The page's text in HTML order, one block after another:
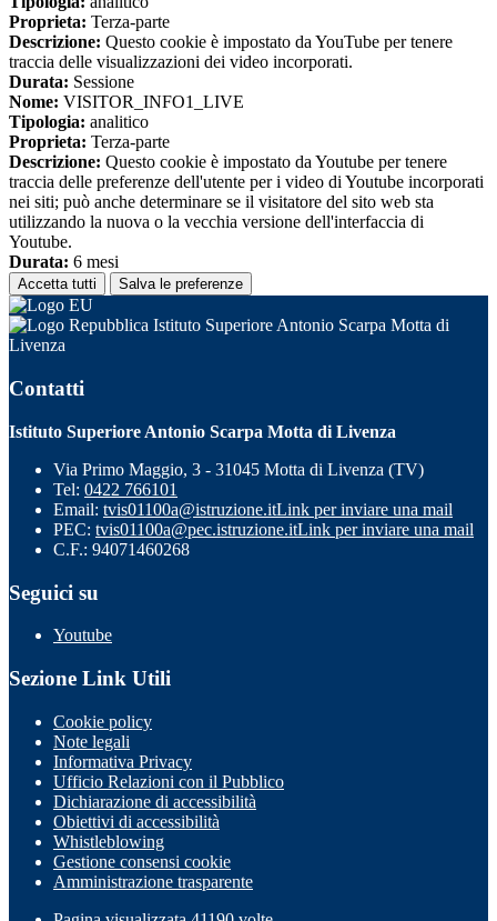
Proprieta: Terza-parte
Descrizione: Questo cookie è impostato da YouTube per tenere
traccia delle visualizzazioni dei video incorporati.
Durata: Sessione
Nome: VISITOR_INFO1_LIVE
Tipologia: analitico
Proprieta: Terza-parte
Descrizione: Questo cookie è impostato da Youtube per tenere
traccia delle preferenze dell'utente per i video di Youtube incorporati
nei siti; può anche determinare se il visitatore del sito web sta
utilizzando la nuova o la vecchia versione dell'interfaccia di
Youtube.
Durata: 6 mesi
Accetta tutti Salva le preferenze
Istituto Superiore Antonio Scarpa Motta di
Livenza
Contatti
Istituto Superiore Antonio Scarpa Motta di Livenza
Via Primo Maggio, 3 - 31045 Motta di Livenza (TV)
Tel: 0422 766101
Email: tvis01100a@istruzione.itLink per inviare una mail
PEC: tvis01100a@pec.istruzione.itLink per inviare una mail
C.F.: 94071460268
Seguici su
Youtube
Sezione Link Utili
Cookie policy
Note legali
Informativa Privacy
Ufficio Relazioni con il Pubblico
Dichiarazione di accessibilità
Obiettivi di accessibilità
Whistleblowing
Gestione consensi cookie
Amministrazione trasparente